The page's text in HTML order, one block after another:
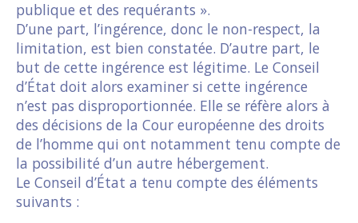
publique et des requérants ».
D’une part, l’ingérence, donc le non-respect, la
limitation, est bien constatée. D’autre part, le
but de cette ingérence est légitime. Le Conseil
d’État doit alors examiner si cette ingérence
n’est pas disproportionnée. Elle se réfère alors à
des décisions de la Cour européenne des droits
de l’homme qui ont notamment tenu compte de
la possibilité d’un autre hébergement.
Le Conseil d’État a tenu compte des éléments
suivants :